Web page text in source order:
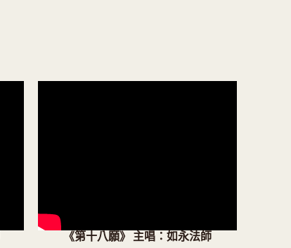
《第十八願》 主唱：如永法師